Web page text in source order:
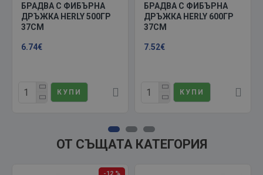
БРАДВА С ФИБЪРНА
ДРЪЖКА HERLY 500ГР
37СМ
6.74€
КУПИ
БРАДВА С ФИБЪРНА
ДРЪЖКА HERLY 600ГР
37СМ
7.52€
КУПИ
ОТ СЪЩАТА КАТЕГОРИЯ